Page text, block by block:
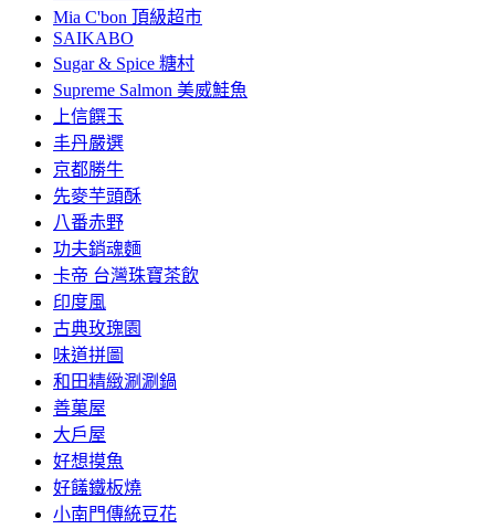
Mia C'bon 頂級超市
SAIKABO
Sugar & Spice 糖村
Supreme Salmon 美威鮭魚
上信饌玉
丰丹嚴選
京都勝牛
先麥芋頭酥
八番赤野
功夫銷魂麵
卡帝 台灣珠寶茶飲
印度風
古典玫瑰園
味道拼圖
和田精緻涮涮鍋
善菓屋
大戶屋
好想摸魚
好饈鐵板燒
小南門傳統豆花